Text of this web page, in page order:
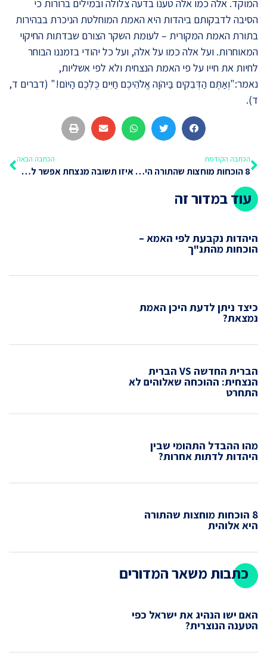
המוקד. אלה כמו אלה טענו בדעה צלולה ובמילים ברורות כי
הסיבה לדבקותם ביהדות היא האמת המוחלטת הניכרת בבהירות
בתורת האמת המקורית – לעומת השקר הצורם שבדתות החיקוי
המאוחרות. ועל אלה כמו על אלה, ועל כל יהודי בזמננו הבוחר
לחיות את חייו על פי האמת הנצחית ולא לפי אשליות,
נאמר:"וְאַתֶּם הַדְּבֵקִים בַּיהֹוָה אֱלֹהֵיכֶם חַיִּים כֻּלְּכֶם הַיּוֹם!" (דברים ד,
ד(
.
הכתבה הקודמת
8 הוכחות מוחצות שהתורה היא אלוהית
הכתבה הבאה
איזו תשובה מנצחת אפשר לתת למיסיונרים?
עוד במדור זה
היהדות נקבעת לפי האמא –
הוכחות מהתנ"ך
כיצד ניתן לדעת היכן האמת
נמצאת?
הברית החדשה VS הברית
הנצחית: ההוכחה שאלוהים לא
התחרט
מהו ההבדל התהומי שבין
היהדות לדתות אחרות?
8 הוכחות מוחצות שהתורה
היא אלוהית
כתבות משאר המדורים
האם ישו הנהיג את ישראל כפי
הטענה הנוצרית?